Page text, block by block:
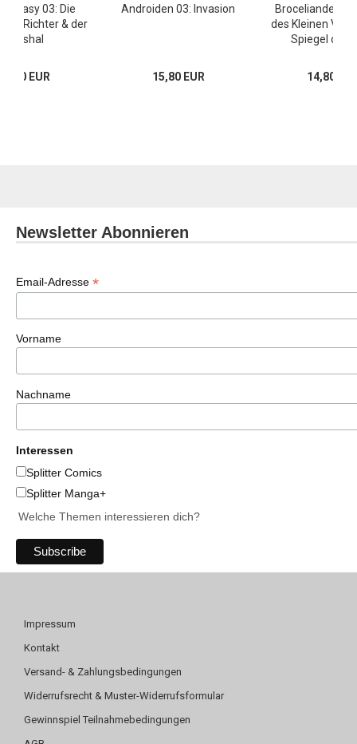
03: Die
der Richter & der
Marshal
EUR
Androiden 03: Invasion
15,80 EUR
Broceliande –
des Kleinen
Spiegel der
14,80
Newsletter Abonnieren
Email-Adresse *
Vorname
Nachname
Interessen
Splitter Comics
Splitter Manga+
Welche Themen interessieren dich?
Impressum
Kontakt
Versand- & Zahlungsbedingungen
Widerrufsrecht & Muster-Widerrufsformular
Gewinnspiel Teilnahmebedingungen